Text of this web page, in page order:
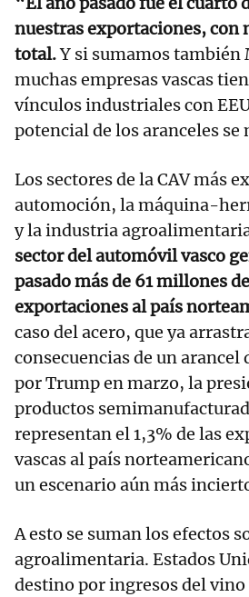
nuestras exportaciones, con
total.Y si sumamos también
muchas empresas vascas
vínculos industriales con
potencial de los aranceles
Los sectores de la CAV más
automoción, la máquina-
y la industria
sector del automóvil vasco
pasado más de 61 millones
exportaciones al país
caso del acero, que ya
consecuencias de un
por Trump en marzo, la
productos
representan el 1,3% de las
vascas al país
un escenario aún más
A esto se suman los efectos
agroalimentaria. Estados
destino por ingresos del vino